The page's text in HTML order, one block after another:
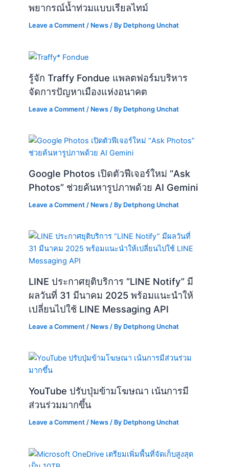
พยากรณ์น้ำท่วมแบบเรียลไทม์
Leave a Comment / News / By Detphong Unchat
รู้จัก Traffy Fondue แพลตฟอร์มบริหาร
จัดการปัญหาเมืองแห่งอนาคต
Leave a Comment / News / By Detphong Unchat
Google Photos เปิดตัวฟีเจอร์ใหม่ “Ask
Photos” ช่วยค้นหารูปภาพด้วย AI Gemini
Leave a Comment / News / By Detphong Unchat
LINE ประกาศยุติบริการ “LINE Notify” มี
ผลวันที่ 31 มีนาคม 2025 พร้อมแนะนำให้
เปลี่ยนไปใช้ LINE Messaging API
Leave a Comment / News / By Detphong Unchat
YouTube ปรับปุ่มข้ามโฆษณา เน้นการมี
ส่วนร่วมมากขึ้น
Leave a Comment / News / By Detphong Unchat